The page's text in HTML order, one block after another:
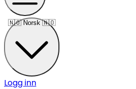
🇳🇴 Norsk 🇳🇴
Logg inn